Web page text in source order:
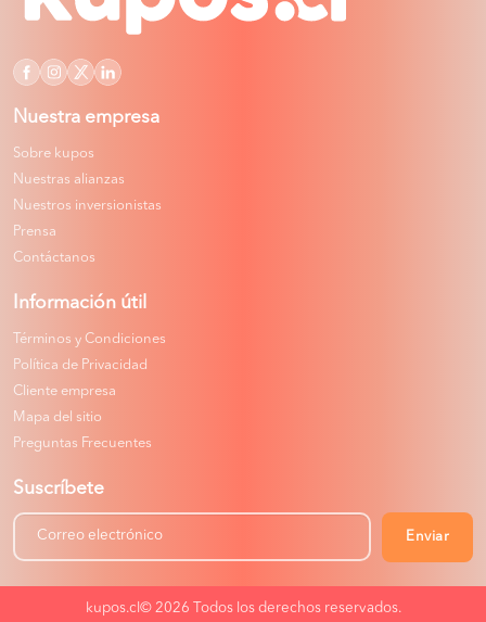
Nuestra empresa
Sobre kupos
Nuestras alianzas
Nuestros inversionistas
Prensa
Contáctanos
Información útil
Términos y Condiciones
Política de Privacidad
Cliente empresa
Mapa del sitio
Preguntas Frecuentes
Suscríbete
Enviar
kupos.cl© 2026 Todos los derechos reservados.